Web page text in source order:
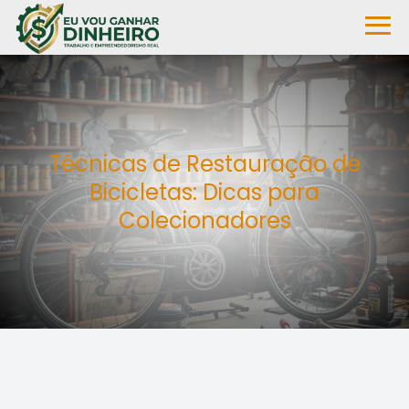
Técnicas de Restauração de
Bicicletas: Dicas para
Colecionadores